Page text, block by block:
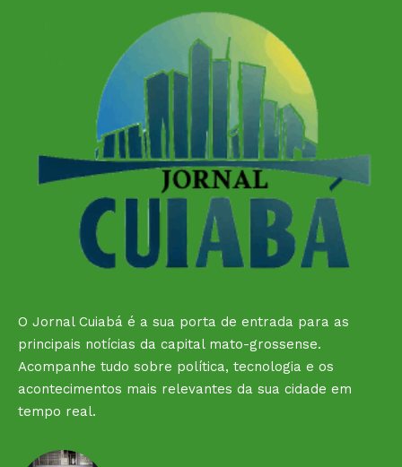
O Jornal Cuiabá é a sua porta de entrada para as
principais notícias da capital mato-grossense.
Acompanhe tudo sobre política, tecnologia e os
acontecimentos mais relevantes da sua cidade em
tempo real.